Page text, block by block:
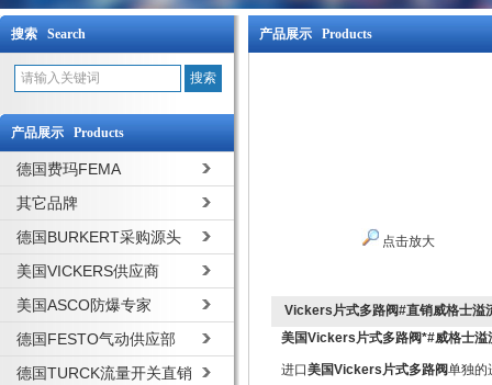
搜索 Search
产品展示 Products
德国费玛FEMA
其它品牌
德国BURKERT采购源头
美国VICKERS供应商
美国ASCO防爆专家
德国FESTO气动供应部
德国TURCK流量开关直销
产品展示 Products
点击放大
Vickers片式多路阀#直销威格士溢
美国Vickers片式多路阀*#威格士溢
进口美国Vickers片式多路阀单独的